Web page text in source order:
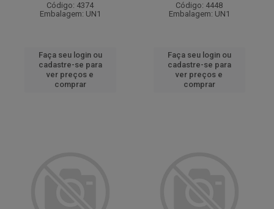
Código: 4374
Embalagem: UN1
Faça seu login ou
cadastre-se para
ver preços e
comprar
Código: 4448
Embalagem: UN1
Faça seu login ou
cadastre-se para
ver preços e
comprar